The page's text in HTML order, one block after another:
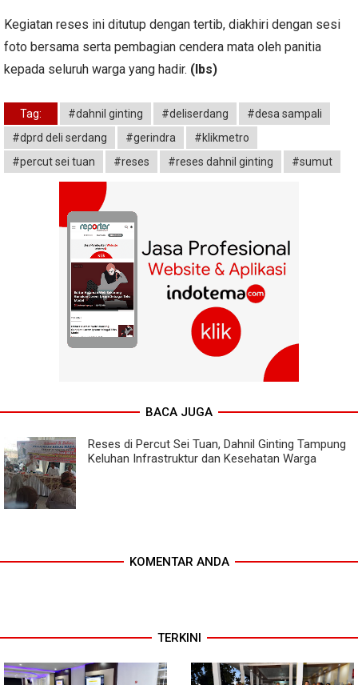
Kegiatan reses ini ditutup dengan tertib, diakhiri dengan sesi
foto bersama serta pembagian cendera mata oleh panitia
kepada seluruh warga yang hadir. (lbs)
Tag: #dahnil ginting #deliserdang
#desa sampali
#dprd deli serdang
#gerindra
#klikmetro
#percut sei tuan
#reses #reses dahnil ginting #sumut
BACA JUGA
Reses di Percut Sei Tuan, Dahnil Ginting Tampung
Keluhan Infrastruktur dan Kesehatan Warga
KOMENTAR ANDA
TERKINI